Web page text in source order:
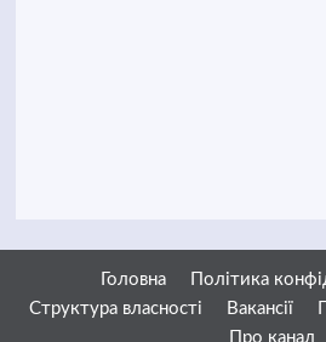
Головна
Політика
Структура власності
Вакансії
Про канал